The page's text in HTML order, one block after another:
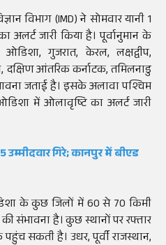
विभाग (IMD) ने सोमवार यानी 1
अलर्ट जारी किया है। पूर्वानुमान के
गुजरात, केरल, लक्षद्वीप,
दक्षिण आंतरिक कर्नाटक, तमिलनाडु
जताई है। इसके अलावा पश्चिम
में ओलावृष्टि का अलर्ट जारी
उम्मीदवार गिरे; कानपुर में बीएड
के कुछ जिलों में 60 से 70 किमी
संभावना है। कुछ स्थानों पर रफ्तार
सकती है। उधर, पूर्वी राजस्थान,